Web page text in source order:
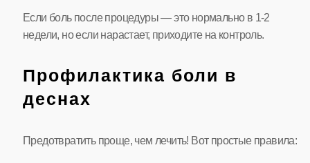
Если боль после процедуры — это нормально в 1-2
недели, но если нарастает, приходите на контроль.
Профилактика боли в
деснах
Предотвратить проще, чем лечить! Вот простые правила: